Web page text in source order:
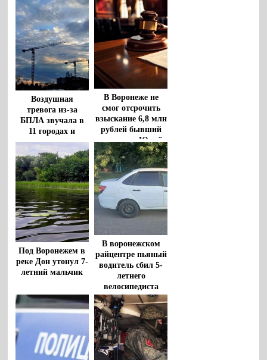
Воздушная
тревога из-за
БПЛА звучала в
11 городах и
районах
Воронежской
области
В Воронеже не
смог отсрочить
взыскание 6,8 млн
рублей бывший
чиновник Юрий
Бавыкин
Под Воронежем в
реке Дон утонул 7-
летний мальчик
В воронежском
райцентре пьяный
водитель сбил 5-
летнего
велосипедиста